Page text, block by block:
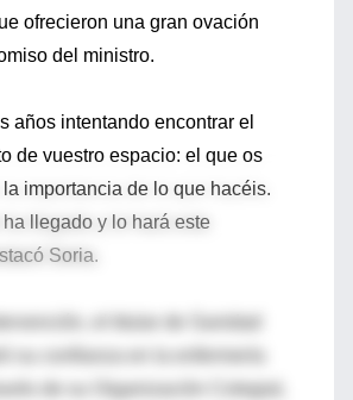
ofrecieron una gran ovación
del ministro.
años intentando encontrar el
de vuestro espacio: el que os
importancia de lo que hacéis.
llegado y lo hará este
Soria.
de su Organización Colegial,